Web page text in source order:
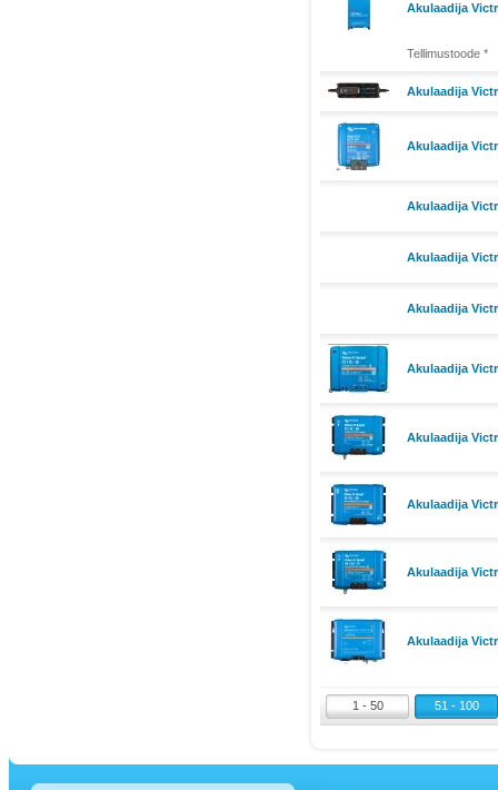
Akulaadija
Tellimustoode *
Akulaadija
Akulaadija
Akulaadija
Akulaadija
Akulaadija
Akulaadija
Akulaadija
Akulaadija
Akulaadija
Akulaadija
1 - 50 51 - 100